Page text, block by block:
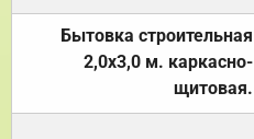
Бытовка строительная
2,0х3,0 м. каркасно-
щитовая.